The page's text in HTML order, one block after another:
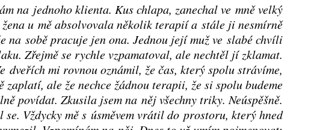
na jednoho klienta. Kus chlapa, zanechal ve mně velký
žena u mě absolvovala několik terapií a stále ji nesmírně
na sobě pracuje jen ona. Jednou její muž ve slabé chvíli
Zřejmě se rychle vzpamatoval, ale nechtěl jí zklamat.
dveřích mi rovnou oznámil, že čas, který spolu strávíme,
zaplatí, ale že nechce žádnou terapii, že si spolu budeme
povídat. Zkusila jsem na něj všechny triky. Neúspěšně.
se. Vždycky mě s úsměvem vrátil do prostoru, který hned